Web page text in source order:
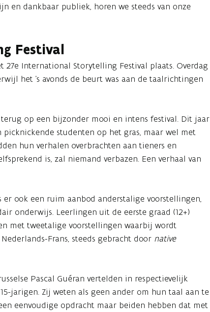
en dankbaar publiek, horen we steeds van onze
Festival
27e International Storytelling Festival plaats. Overdag
het ’s avonds de beurt was aan de taalrichtingen
op een bijzonder mooi en intens festival. Dit jaar
studenten op het gras, maar wel met
hun verhalen overbrachten aan tieners en
is, zal niemand verbazen. Een verhaal van
ook een ruim aanbod anderstalige voorstellingen,
onderwijs. Leerlingen uit de eerste graad (12+)
met tweetalige voorstellingen waarbij wordt
Frans, steeds gebracht door native
Pascal Guéran vertelden in respectievelijk
jarigen. Zij weten als geen ander om hun taal aan te
eenvoudige opdracht maar beiden hebben dat met